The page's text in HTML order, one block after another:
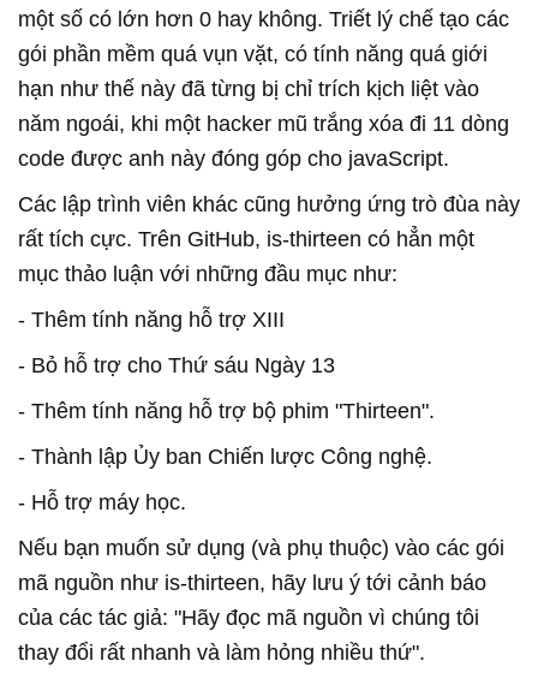
một số có lớn hơn 0 hay không. Triết lý chế tạo các
gói phần mềm quá vụn vặt, có tính năng quá giới
hạn như thế này đã từng bị chỉ trích kịch liệt vào
năm ngoái, khi một hacker mũ trắng xóa đi 11 dòng
code được anh này đóng góp cho javaScript.
Các lập trình viên khác cũng hưởng ứng trò đùa này
rất tích cực. Trên GitHub, is-thirteen có hẳn một
mục thảo luận với những đầu mục như:
- Thêm tính năng hỗ trợ XIII
- Bỏ hỗ trợ cho Thứ sáu Ngày 13
- Thêm tính năng hỗ trợ bộ phim "Thirteen".
- Thành lập Ủy ban Chiến lược Công nghệ.
- Hỗ trợ máy học.
Nếu bạn muốn sử dụng (và phụ thuộc) vào các gói
mã nguồn như is-thirteen, hãy lưu ý tới cảnh báo
của các tác giả: "Hãy đọc mã nguồn vì chúng tôi
thay đổi rất nhanh và làm hỏng nhiều thứ".